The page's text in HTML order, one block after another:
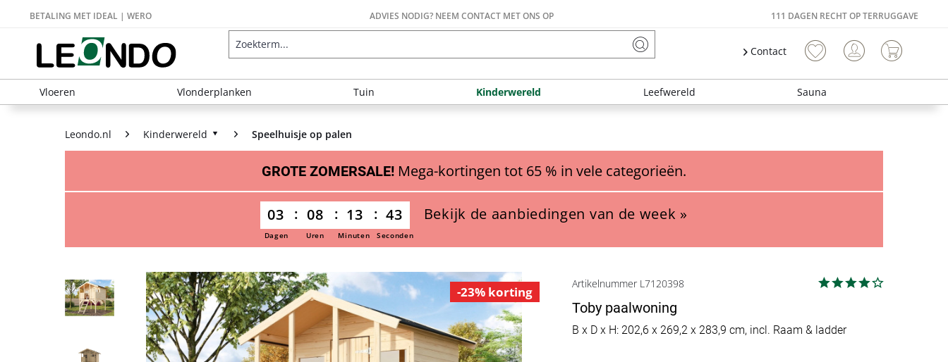
BETALING MET IDEAL | WERO ADVIES NODIG? NEEM CONTACT MET ONS OP 111 DAGEN RECHT OP TERRUGGAVE
Contact
Vloeren Vlonderplanken Tuin Kinderwereld Leefwereld Sauna
Leondo.nl Kinderwereld Speelhuisje op palen
GROTE ZOMERSALE! Mega-kortingen tot 65 % in vele categorieën.
03 08 13 42
Dagen Uren Minuten Seconden
Bekijk de aanbiedingen van de week »
-23% korting
Artikelnummer L7120398
Toby paalwoning
B x D x H: 202,6 x 269,2 x 283,9 cm, incl. Raam & ladder